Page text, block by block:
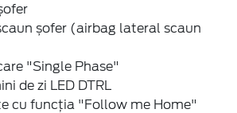
șofer (airbag lateral scaun
"Single Phase"
de zi LED DTRL
cu funcția "Follow me Home"